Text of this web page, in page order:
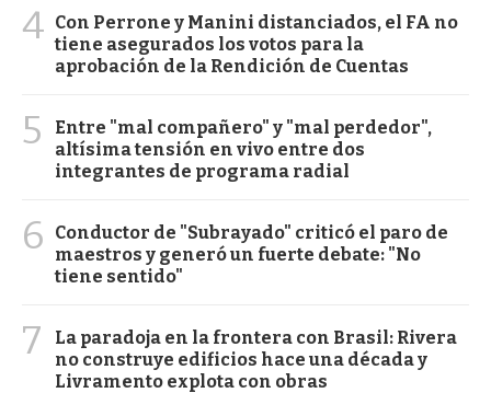
4 Con Perrone y Manini distanciados, el FA no
tiene asegurados los votos para la
aprobación de la Rendición de Cuentas
5
Entre "mal compañero" y "mal perdedor",
altísima tensión en vivo entre dos
integrantes de programa radial
6
Conductor de "Subrayado" criticó el paro de
maestros y generó un fuerte debate: "No
tiene sentido"
7
La paradoja en la frontera con Brasil: Rivera
no construye edificios hace una década y
Livramento explota con obras